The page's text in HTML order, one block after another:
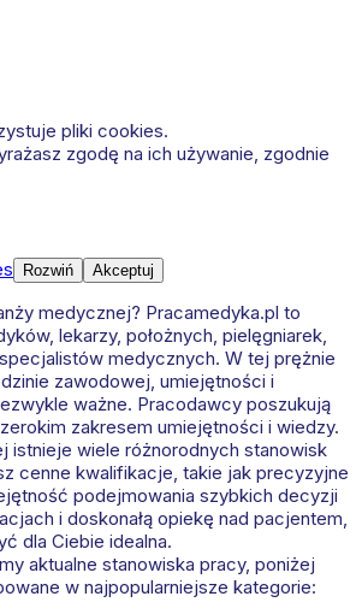
pliki cookies.
zgodę na ich używanie, zgodnie
Rozwiń Akceptuj
medycznej? Pracamedyka.pl to
lekarzy, położnych, pielęgniarek,
medycznych. W tej prężnie
zawodowej, umiejętności i
ważne. Pracodawcy poszukują
zakresem umiejętności i wiedzy.
istnieje wiele różnorodnych stanowisk
cenne kwalifikacje, takie jak precyzyjne
podejmowania szybkich decyzji
i doskonałą opiekę nad pacjentem,
dla Ciebie idealna.
aktualne stanowiska pracy, poniżej
w najpopularniejsze kategorie: